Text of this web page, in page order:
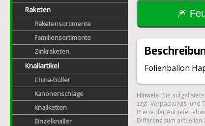
Raketen
Raketensortimente
Familiensortimente
Zinkraketen
Knallartikel
China-Böller
Kanonenschläge
Knallketten
Einzelknaller
🎆
Folienballon
Hinweis: Die
zzgl. Verpackungs-
Preise der Anbieter
Differenz zum